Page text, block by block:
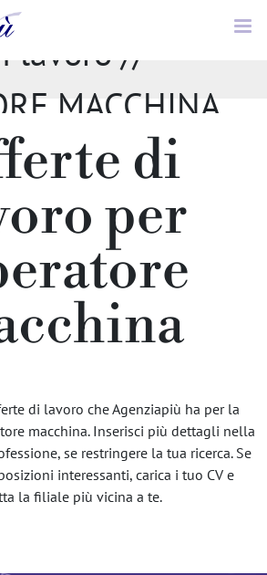
lavoro //
MACCHINA
di
per
di lavoro che Agenziapiù ha per la
macchina. Inserisci più dettagli nella
se restringere la tua ricerca. Se
interessanti, carica i tuo CV e
la filiale più vicina a te.